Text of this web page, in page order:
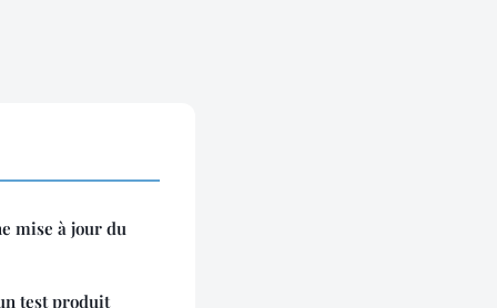
mise à jour du
test produit